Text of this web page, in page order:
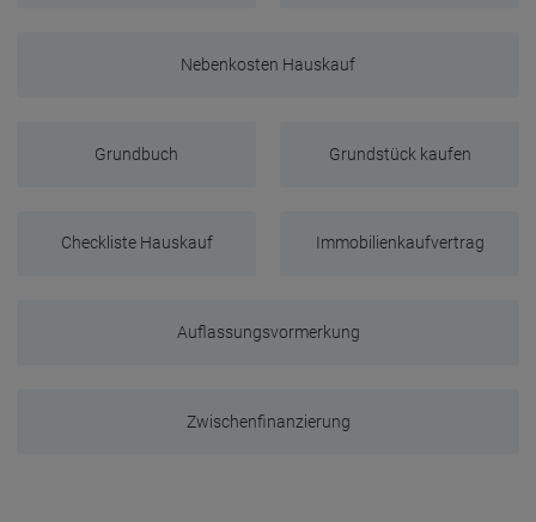
Nebenkosten Hauskauf
Grundbuch Grundstück kaufen
Checkliste Hauskauf Immobilienkaufvertrag
Auflassungsvormerkung
Zwischenfinanzierung